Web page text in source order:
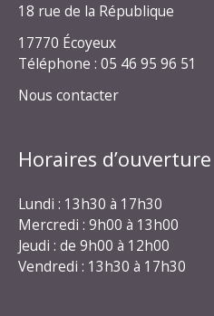
18 rue de la République
17770 Écoyeux
Téléphone : 05 46 95 96 51
Nous contacter
Horaires
Lundi : 13h30 à 17h30
Mercredi : 9h00 à 13h00
Jeudi : de 9h00 à 12h00
Vendredi : 13h30 à 17h30